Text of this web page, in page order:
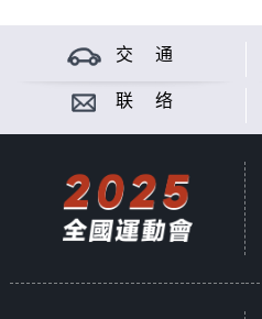
交 通
联 络